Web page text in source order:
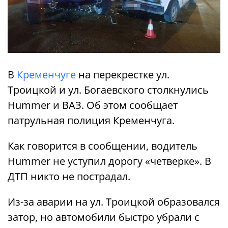
В Кременчуге на перекрестке ул.
Троицкой и ул. Богаевского столкнулись
Hummer и ВАЗ. Об этом сообщает
патрульная полиция Кременчуга.
Как говорится в сообщении, водитель
Hummer не уступил дорогу «четверке». В
ДТП никто не пострадал.
Из-за аварии на ул. Троицкой образовался
затор, но автомобили быстро убрали с